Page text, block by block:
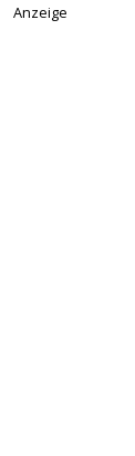
Anzeige